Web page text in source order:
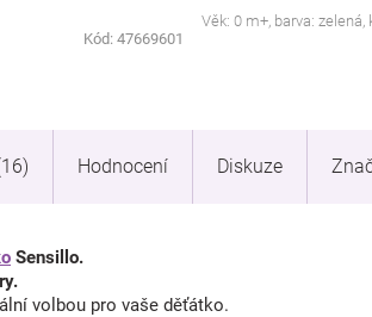
Kód: 47669601
Věk: 0 m+, barva: zelená,
Hodnocení Diskuze
Sensillo.
volbou pro vaše děťátko.